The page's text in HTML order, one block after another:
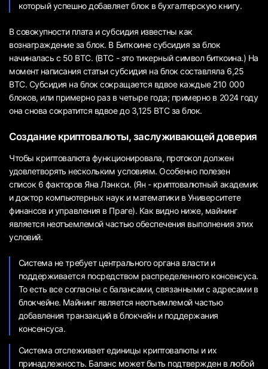
который успешно добавляет блок в бухгалтерскую книгу.
В совокупности плата и субсидия известны как
вознаграждение за блок. В Биткоине субсидия за блок
начиналась с 50 BTC. (BTC - это тикерный символ биткоина.) На
момент написания статьи субсидия на блок составляла 6,25
BTC. Субсидия на блок сокращается вдвое каждые 210 000
блоков, или примерно раз в четыре года; примерно в 2024 году
она снова сократится вдвое до 3,125 BTC за блок.
Создание криптовалюты, заслуживающей доверия
Чтобы криптовалюта функционировала, протокол должен
удовлетворять нескольким условиям. Особенно полезен
список 6 факторов Яна Лэнкси. (Ян - криптовалютный академик
и доктор компьютерных наук и математики в Университете
финансов и управления в Праге). Как видно ниже, майнинг
является неотъемлемой частью обеспечения выполнения этих
условий.
Система не требует центрального органа власти и
поддерживается посредством распределенного консенсуса.
То есть все согласны с балансами, связанными с адресами в
блокчейне. Майнинг является неотъемлемой частью
добавления транзакций в блокчейн и поддержания
консенсуса.
Система отслеживает единицы криптовалюты и их
принадлежность. Баланс может быть подтвержден в любой